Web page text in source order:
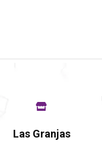
Las Granjas